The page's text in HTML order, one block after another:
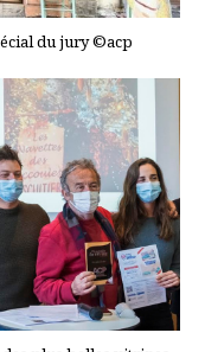
du jury ©acp